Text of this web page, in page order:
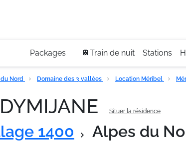
Packages 🚆Train de nuit Stations
Nord Domaine des 3 vallées Location Méribel
Situer la résidence
1400 Alpes du